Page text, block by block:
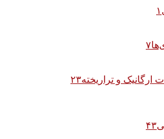
۱
۷
و تراریخته۲۳
۴۳